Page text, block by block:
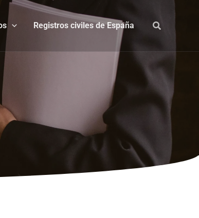
Registros civiles de España